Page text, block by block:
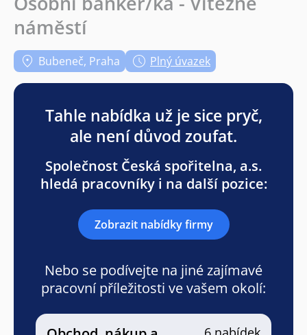
náměstí
Bubeneč, Praha Plný úvazek
Tahle nabídka už je sice pryč,
ale není důvod zoufat.
Společnost Česká spořitelna, a.s.
hledá pracovníky i na další pozice:
Zobrazit nabídky firmy
Nebo se podívejte na jiné zajímavé
pracovní příležitosti ve vašem okolí: